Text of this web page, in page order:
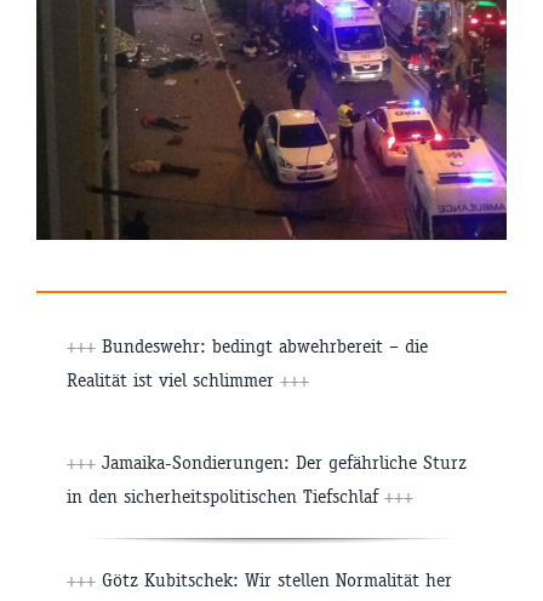
+++ Bundeswehr: bedingt abwehrbereit – die
Realität ist viel schlimmer +++
+++ Jamaika-Sondierungen: Der gefährliche Sturz
in den sicherheitspolitischen Tiefschlaf +++
+++ Götz Kubitschek: Wir stellen Normalität her